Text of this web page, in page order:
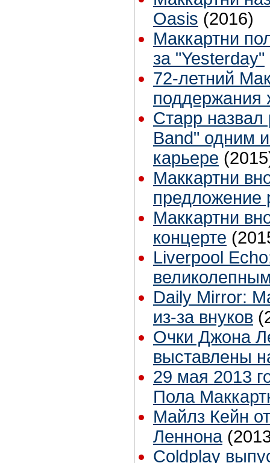
Oasis (2016)
Маккартни
за "Yesterday"
72-летний
Старр назвал
Band" одним
карьере
Маккартни
предложение
Маккартни
концерте
Liverpool
Daily Mirror:
из-за внуков
Очки Джона
выставлены
29 мая 2013
Пола
Майлз Кейн
Леннона
Coldplay